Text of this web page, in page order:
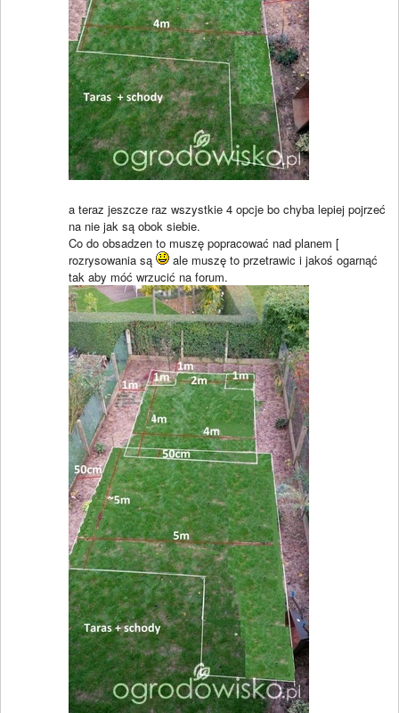
a teraz jeszcze raz wszystkie 4 opcje bo chyba lepiej pojrzeć
na nie jak są obok siebie.
Co do obsadzen to muszę popracować nad planem [
rozrysowania są
ale muszę to przetrawic i jakoś ogarnąć
tak aby móć wrzucić na forum.